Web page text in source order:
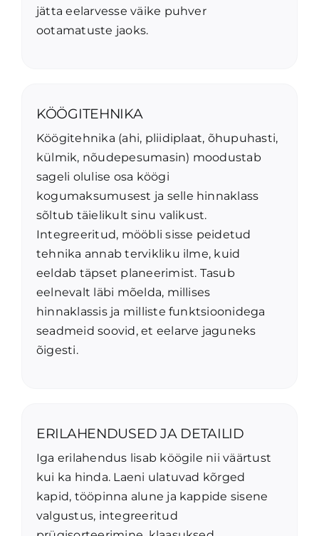
jätta eelarvesse väike puhver
ootamatuste jaoks.
KÖÖGITEHNIKA
Köögitehnika (ahi, pliidiplaat, õhupuhasti,
külmik, nõudepesumasin) moodustab
sageli olulise osa köögi
kogumaksumusest ja selle hinnaklass
sõltub täielikult sinu valikust.
Integreeritud, mööbli sisse peidetud
tehnika annab tervikliku ilme, kuid
eeldab täpset planeerimist. Tasub
eelnevalt läbi mõelda, millises
hinnaklassis ja milliste funktsioonidega
seadmeid soovid, et eelarve jaguneks
õigesti.
ERILAHENDUSED JA DETAILID
Iga erilahendus lisab köögile nii väärtust
kui ka hinda. Laeni ulatuvad kõrged
kapid, tööpinna alune ja kappide sisene
valgustus, integreeritud